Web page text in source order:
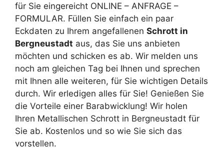
für Sie eingereicht ONLINE – ANFRAGE –
FORMULAR. Füllen Sie einfach ein paar
Eckdaten zu Ihrem angefallenen Schrott in
Bergneustadt aus, das Sie uns anbieten
möchten und schicken es ab. Wir melden uns
noch am gleichen Tag bei Ihnen und sprechen
mit Ihnen alle weiteren, für Sie wichtigen Details
durch. Wir erledigen alles für Sie! Genießen Sie
die Vorteile einer Barabwicklung! Wir holen
Ihren Metallischen Schrott in Bergneustadt für
Sie ab. Kostenlos und so wie Sie sich das
vorstellen.